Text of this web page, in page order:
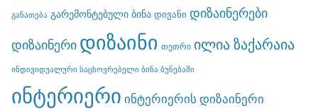
განათება გარემონტებული ბინა დივანი დიზაინერები
დიზაინერი დიზაინი თეთრი ილია ზაქარაია
ინდივიდუალური საცხოვრებელი ბინა ბუნებაში
ინტერიერი ინტერიერის დიზაინერი